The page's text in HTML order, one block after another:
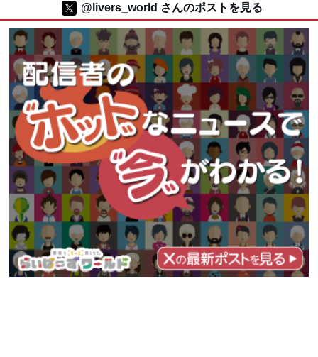
@livers_world さんのポストを見る